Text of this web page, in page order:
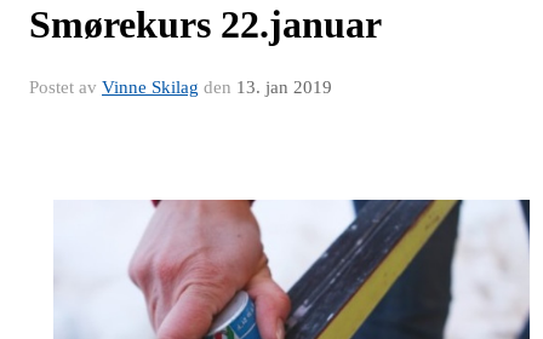
Smørekurs 22.januar
Postet av Vinne Skilag den 13. jan 2019